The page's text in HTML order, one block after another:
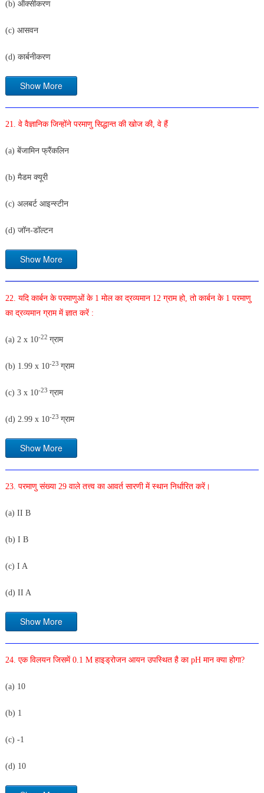
(b) ऑक्सीकरण
(c) आसवन
(d) कार्बनीकरण
Show More
21. वे वैज्ञानिक जिन्होंने परमाणु सिद्धान्त की खोज की, वे हैं
(a) बेंजामिन फ्रैंकलिन
(b) मैडम क्यूरी
(c) अलबर्ट आइन्स्टीन
(d) जॉन-डॉल्टन
Show More
22. यदि कार्बन के परमाणुओं के 1 मोल का द्रव्यमान 12 ग्राम हो, तो कार्बन के 1 परमाणु
का द्रव्यमान ग्राम में ज्ञात करें :
(a) 2 x 10-22 ग्राम
(b) 1.99 x 10-23 ग्राम
(c) 3 x 10-23 ग्राम
(d) 2.99 x 10-23 ग्राम
Show More
23. परमाणु संख्या 29 वाले तत्त्व का आवर्त सारणी में स्थान निर्धारित करें।
(a) II B
(b) I B
(c) I A
(d) II A
Show More
24. एक विलयन जिसमें 0.1 M हाइड्रोजन आयन उपस्थित है का pH मान क्या होगा?
(a) 10
(b) 1
(c) -1
(d) 10